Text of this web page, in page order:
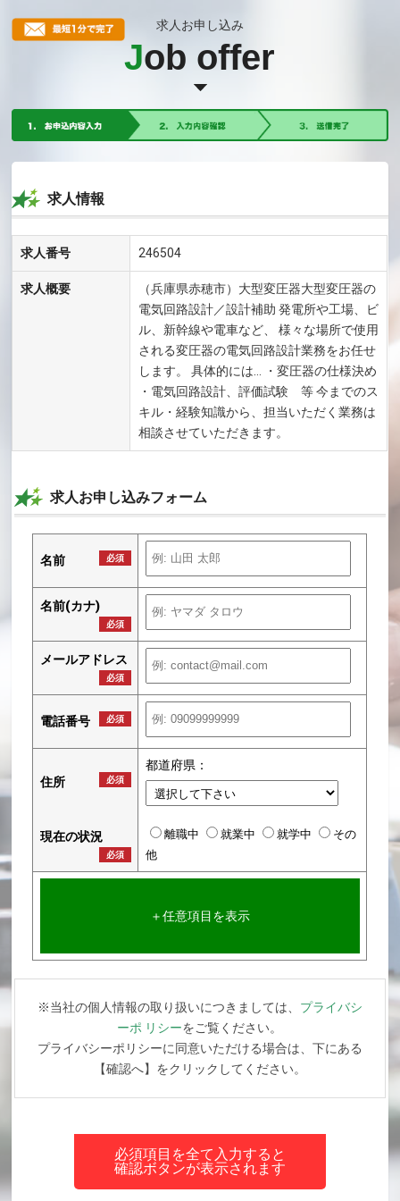
求人お申し込み
Job offer
求人情報
求人番号 246504
求人概要
（兵庫県赤穂市）大型変圧器大型変圧器の
電気回路設計／設計補助 発電所や工場、ビ
ル、新幹線や電車など、 様々な場所で使用
される変圧器の電気回路設計業務をお任せ
します。 具体的には… ・変圧器の仕様決め
・電気回路設計、評価試験 等 今までのス
キル・経験知識から、担当いただく業務は
相談させていただきます。
求人お申し込みフォーム
名前 必須
名前(カナ)
必須
メールアドレス
必須
電話番号 必須
住所 必須
都道府県：
現在の状況
必須
離職中 就業中 就学中
その
他
＋任意項目を表示
※当社の個人情報の取り扱いにつきましては、 プライバシ
ーポ リシーをご覧ください。
プライバシーポリシーに同意いただける場合は、下にある
【確認へ】をクリックしてください。
必須項目を全て入力すると
確認ボタンが表示されます